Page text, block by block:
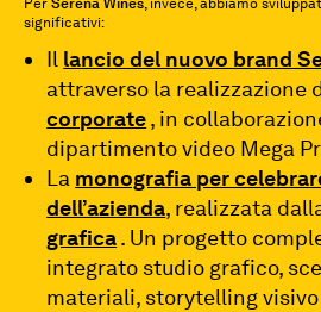
Per Serena Wines, invece, abbiamo
significativi:
Il lancio del nuovo brand
attraverso la realizzazione
corporate, in
dipartimento video Mega
La monografia per
dell’azienda, realizzata
grafica. Un progetto
integrato studio grafico,
materiali, storytelling